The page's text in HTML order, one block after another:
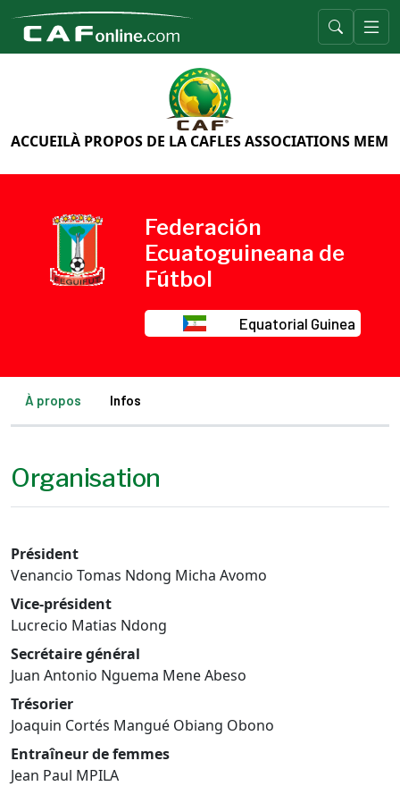
ACCUEILÀ PROPOS DE LA CAFLES ASSOCIATIONS
Federación
Ecuatoguineana de
Fútbol
Equatorial Guinea
À propos Infos
Organisation
Président
Venancio Tomas Ndong Micha Avomo
Vice-président
Lucrecio Matias Ndong
Secrétaire général
Juan Antonio Nguema Mene Abeso
Trésorier
Joaquin Cortés Mangué Obiang Obono
Entraîneur de femmes
Jean Paul MPILA